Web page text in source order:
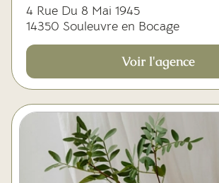
4 Rue Du 8 Mai 1945
14350 Souleuvre en Bocage
Voir l'agence